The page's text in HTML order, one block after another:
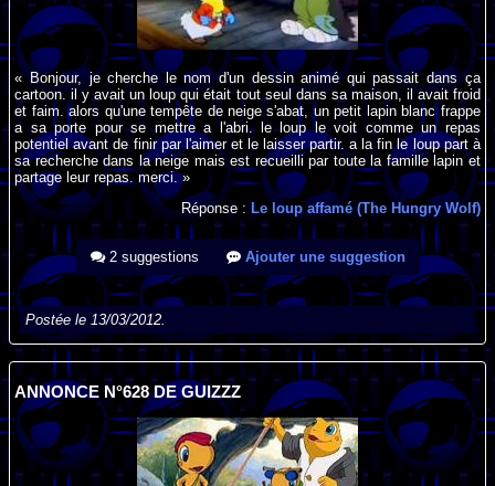
« Bonjour, je cherche le nom d'un dessin animé qui passait dans ça
cartoon. il y avait un loup qui était tout seul dans sa maison, il avait froid
et faim. alors qu'une tempête de neige s'abat, un petit lapin blanc frappe
a sa porte pour se mettre a l'abri. le loup le voit comme un repas
potentiel avant de finir par l'aimer et le laisser partir. a la fin le loup part à
sa recherche dans la neige mais est recueilli par toute la famille lapin et
partage leur repas. merci. »
Réponse : Le loup affamé (The Hungry Wolf)
2 suggestions Ajouter une suggestion
Postée le 13/03/2012.
ANNONCE N°628 DE GUIZZZ